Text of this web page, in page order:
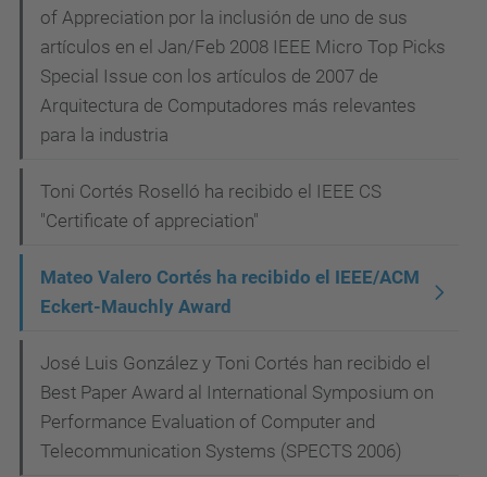
of Appreciation por la inclusión de uno de sus
artículos en el Jan/Feb 2008 IEEE Micro Top Picks
Special Issue con los artículos de 2007 de
Arquitectura de Computadores más relevantes
para la industria
Toni Cortés Roselló ha recibido el IEEE CS
"Certificate of appreciation"
Mateo Valero Cortés ha recibido el IEEE/ACM
Eckert-Mauchly Award
José Luis González y Toni Cortés han recibido el
Best Paper Award al International Symposium on
Performance Evaluation of Computer and
Telecommunication Systems (SPECTS 2006)